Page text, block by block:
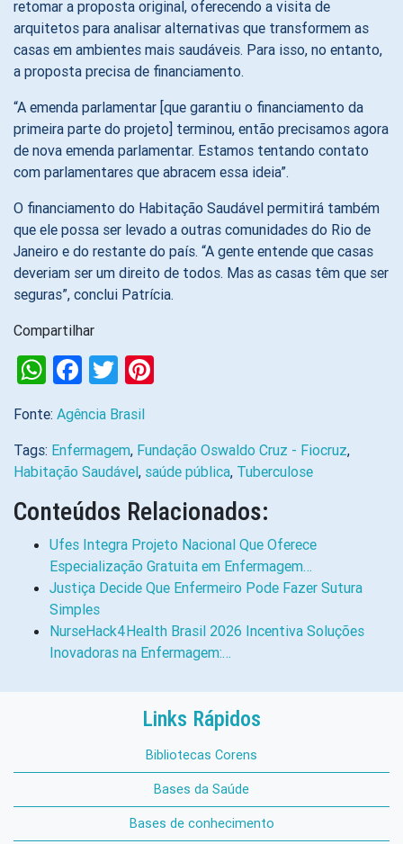
retomar a proposta original, oferecendo a visita de
arquitetos para analisar alternativas que transformem as
casas em ambientes mais saudáveis. Para isso, no entanto,
a proposta precisa de financiamento.
“A emenda parlamentar [que garantiu o financiamento da
primeira parte do projeto] terminou, então precisamos agora
de nova emenda parlamentar. Estamos tentando contato
com parlamentares que abracem essa ideia”.
O financiamento do Habitação Saudável permitirá também
que ele possa ser levado a outras comunidades do Rio de
Janeiro e do restante do país. “A gente entende que casas
deveriam ser um direito de todos. Mas as casas têm que ser
seguras”, conclui Patrícia.
Compartilhar
WhatsApp
Facebook
Twitter
Fonte: Agência Brasil
Tags: Enfermagem, Fundação Oswaldo Cruz - Fiocruz,
Habitação Saudável, saúde pública, Tuberculose
Conteúdos Relacionados:
Ufes Integra Projeto Nacional Que Oferece
Especialização Gratuita em Enfermagem…
Justiça Decide Que Enfermeiro Pode Fazer Sutura
Simples
NurseHack4Health Brasil 2026 Incentiva Soluções
Inovadoras na Enfermagem:…
Links Rápidos
Bibliotecas Corens
Bases da Saúde
Bases de conhecimento